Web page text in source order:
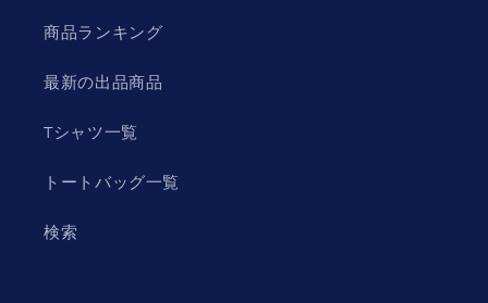
商品ランキング
最新の出品商品
Tシャツ一覧
トートバッグ一覧
検索